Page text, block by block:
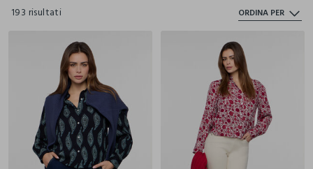
193 risultati ORDINA PER